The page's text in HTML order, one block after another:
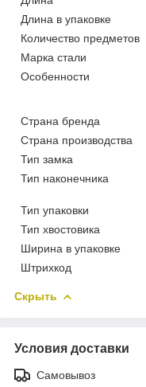
Длина в упаковке
Количество предметов
Марка стали
Особенности
Страна бренда
Страна производства
Тип замка
Тип наконечника
Тип упаковки
Тип хвостовика
Ширина в упаковке
Штрихкод
Скрыть
Условия доставки
Самовывоз